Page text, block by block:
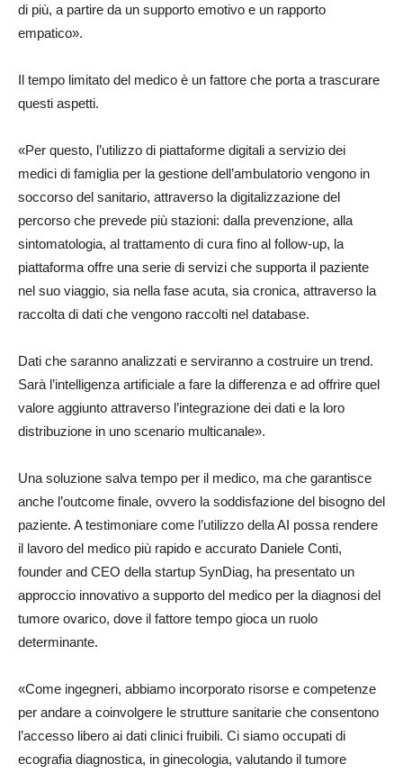
di più, a partire da un supporto emotivo e un rapporto
empatico».
Il tempo limitato del medico è un fattore che porta a trascurare
questi aspetti.
«Per questo, l’utilizzo di piattaforme digitali a servizio dei
medici di famiglia per la gestione dell’ambulatorio vengono in
soccorso del sanitario, attraverso la digitalizzazione del
percorso che prevede più stazioni: dalla prevenzione, alla
sintomatologia, al trattamento di cura fino al follow-up, la
piattaforma offre una serie di servizi che supporta il paziente
nel suo viaggio, sia nella fase acuta, sia cronica, attraverso la
raccolta di dati che vengono raccolti nel database.
Dati che saranno analizzati e serviranno a costruire un trend.
Sarà l’intelligenza artificiale a fare la differenza e ad offrire quel
valore aggiunto attraverso l’integrazione dei dati e la loro
distribuzione in uno scenario multicanale».
Una soluzione salva tempo per il medico, ma che garantisce
anche l’outcome finale, ovvero la soddisfazione del bisogno del
paziente. A testimoniare come l’utilizzo della AI possa rendere
il lavoro del medico più rapido e accurato Daniele Conti,
founder and CEO della startup SynDiag, ha presentato un
approccio innovativo a supporto del medico per la diagnosi del
tumore ovarico, dove il fattore tempo gioca un ruolo
determinante.
«Come ingegneri, abbiamo incorporato risorse e competenze
per andare a coinvolgere le strutture sanitarie che consentono
l’accesso libero ai dati clinici fruibili. Ci siamo occupati di
ecografia diagnostica, in ginecologia, valutando il tumore